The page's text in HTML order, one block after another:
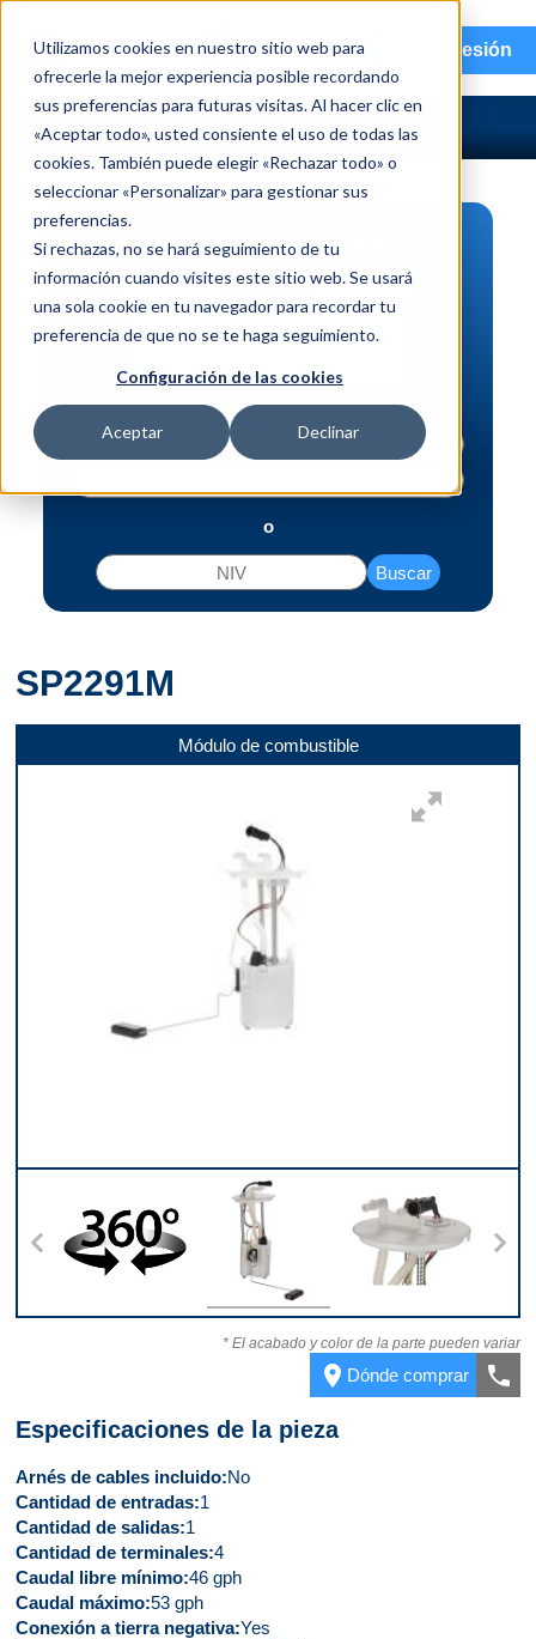
Utilizamos cookies en nuestro sitio web para
ofrecerle la mejor experiencia posible recordando
sus preferencias para futuras visitas. Al hacer clic en
«Aceptar todo», usted consiente el uso de todas las
cookies. También puede elegir «Rechazar todo» o
seleccionar «Personalizar» para gestionar sus
preferencias.
Si rechazas, no se hará seguimiento de tu
información cuando visites este sitio web. Se usará
una sola cookie en tu navegador para recordar tu
preferencia de que no se te haga seguimiento.
Configuración de las cookies
Aceptar Declinar
menu Iniciar sesión
BÚSQUEDA DE PIEZAS
Vehículo | NIV
Pieza | N.º de intercambio
o
Buscar
SP2291M
Módulo de combustible
Parte superior Conector
* El acabado y color de la parte pueden variar
place Dónde comprar call
Especificaciones de la pieza
Arnés de cables incluido No
Cantidad de entradas 1
Cantidad de salidas 1
Cantidad de terminales 4
Caudal libre mínimo 46 gph
Caudal máximo 53 gph
Conexión a tierra negativa Yes